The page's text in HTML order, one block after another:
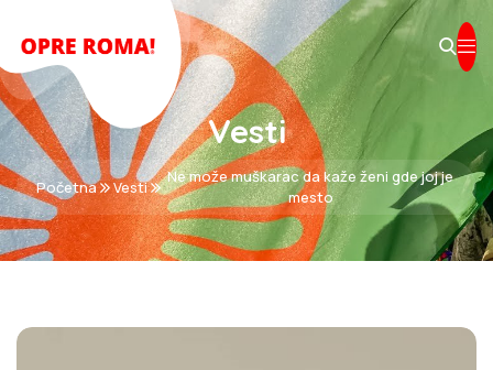
Vesti
Početna Vesti
Ne može muškarac da kaže ženi gde joj je
mesto